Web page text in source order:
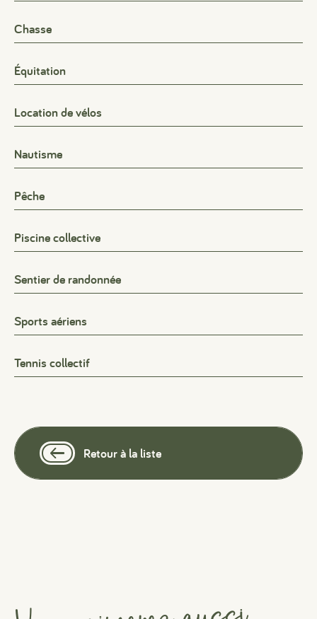
Chasse
Équitation
Location de vélos
Nautisme
Pêche
Piscine collective
Sentier de randonnée
Sports aériens
Tennis collectif
Retour à la liste